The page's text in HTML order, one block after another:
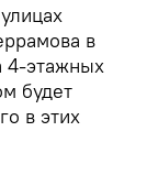
в
4-этажных
будет
в этих